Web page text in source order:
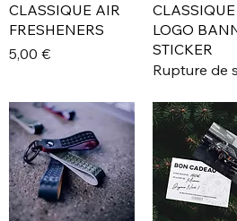
CLASSIQUE AIR
FRESHENERS
Prix
5,00 €
CLASSIQUE
LOGO
STICKER
Rupture de